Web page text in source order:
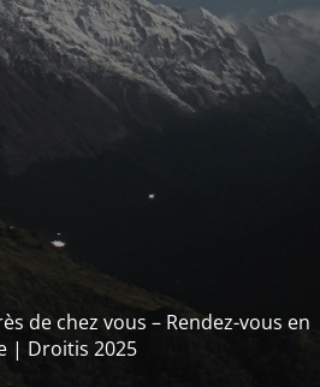
de chez vous – Rendez-vous en
| Droitis 2025